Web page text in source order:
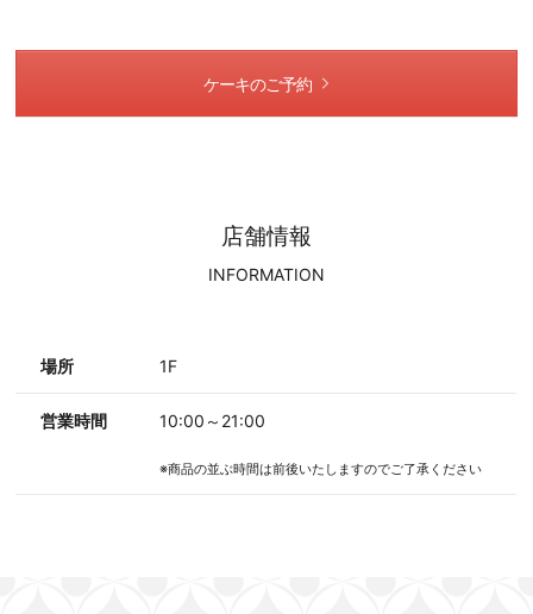
ケーキのご予約
店舗情報
INFORMATION
場所 1F
営業時間 10:00～21:00
※商品の並ぶ時間は前後いたしますのでご了承ください